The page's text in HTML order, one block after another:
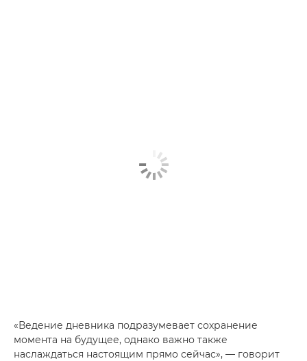
«Ведение дневника подразумевает сохранение
момента на будущее, однако важно также
наслаждаться настоящим прямо сейчас», — говорит